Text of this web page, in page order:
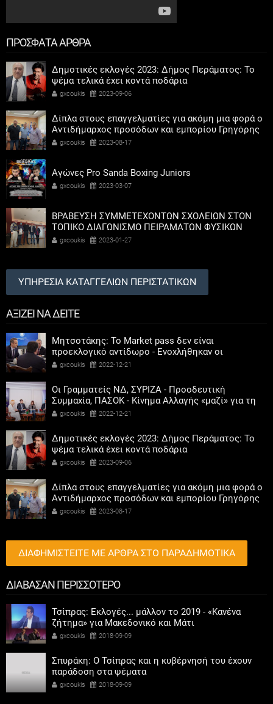
ΠΡΟΣΦΑΤΑ ΑΡΘΡΑ
Δημοτικές εκλογές 2023: Δήμος Περάματος: Το
ψέμα τελικά έχει κοντά ποδάρια
gxcoukis 2023-09-06
Δίπλα στους επαγγελματίες για ακόμη μια φορά ο
Αντιδήμαρχος προσόδων και εμπορίου Γρηγόρης
Καψοκόλης
gxcoukis 2023-08-17
Αγώνες Pro Sanda Boxing Juniors
gxcoukis 2023-03-07
ΒΡΑΒΕΥΣΗ ΣΥΜΜΕΤΕΧΟΝΤΩΝ ΣΧΟΛΕΙΩΝ ΣΤΟΝ
ΤΟΠΙΚΟ ΔΙΑΓΩΝΙΣΜΟ ΠΕΙΡΑΜΑΤΩΝ ΦΥΣΙΚΩΝ
ΕΠΙΣΤΗΜΩΝ
gxcoukis 2023-01-27
ΥΠΗΡΕΣΙΑ ΚΑΤΑΓΓΕΛΙΩΝ ΠΕΡΙΣΤΑΤΙΚΩΝ
ΑΞΙΖΕΙ ΝΑ ΔΕΙΤΕ
Μητσοτάκης: Το Market pass δεν είναι
προεκλογικό αντίδωρο - Ενοχλήθηκαν οι
αριστεροί του χαβιαριού
gxcoukis 2022-12-21
Οι Γραμματείς ΝΔ, ΣΥΡΙΖΑ - Προοδευτική
Συμμαχία, ΠΑΣΟΚ - Κίνημα Αλλαγής «μαζί» για τη
συμμετοχή των γυναικών στην πολιτική
gxcoukis 2022-12-21
Δημοτικές εκλογές 2023: Δήμος Περάματος: Το
ψέμα τελικά έχει κοντά ποδάρια
gxcoukis 2023-09-06
Δίπλα στους επαγγελματίες για ακόμη μια φορά ο
Αντιδήμαρχος προσόδων και εμπορίου Γρηγόρης
Καψοκόλης
gxcoukis 2023-08-17
ΔΙΑΦΗΜΙΣΤΕΙΤΕ ΜΕ ΑΡΘΡΑ ΣΤΟ ΠΑΡΑΔΗΜΟΤΙΚΑ
ΔΙΑΒΑΣΑΝ ΠΕΡΙΣΣΟΤΕΡΟ
Τσίπρας: Εκλογές... μάλλον το 2019 - «Κανένα
ζήτημα» για Μακεδονικό και Μάτι
gxcoukis 2018-09-09
Σπυράκη: Ο Τσίπρας και η κυβέρνησή του έχουν
παράδοση στα ψέματα
gxcoukis 2018-09-09